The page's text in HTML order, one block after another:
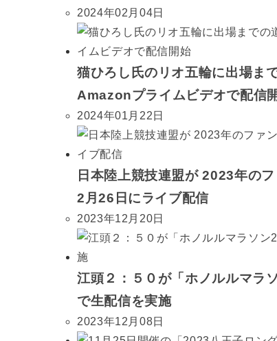
2024年02月04日
猫ひろし氏のリオ五輪に出場ま
Amazonプライムビデオで配信
2024年01月22日
日本陸上競技連盟が 2023年の
2月26日にライブ配信
2023年12月20日
江頭２：５０が「ホノルルマラ
で生配信を実施
2023年12月08日